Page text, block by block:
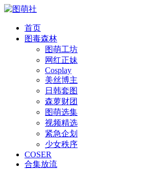
首页
图毒森林
图萌工坊
网红正妹
Cosplay
美丝博主
日韩套图
森萝财团
图萌选集
视频精选
紧急企划
少女秩序
COSER
合集放流